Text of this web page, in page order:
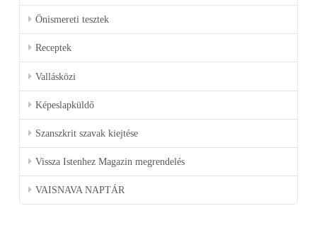
Önismereti tesztek
Receptek
Vallásközi
Képeslapküldő
Szanszkrit szavak kiejtése
Vissza Istenhez Magazin megrendelés
VAISNAVA NAPTÁR